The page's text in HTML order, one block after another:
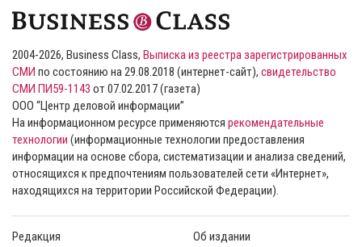
2004-2026, Business Class, Выписка из реестра зарегистрированных
СМИ по состоянию на 29.08.2018 (интернет-сайт), свидетельство
СМИ ПИ59-1143 от 07.02.2017 (газета)
ООО “Центр деловой информации”
На информационном ресурсе применяются рекомендательные
технологии (информационные технологии предоставления
информации на основе сбора, систематизации и анализа сведений,
относящихся к предпочтениям пользователей сети «Интернет»,
находящихся на территории Российской Федерации).
Редакция Об издании